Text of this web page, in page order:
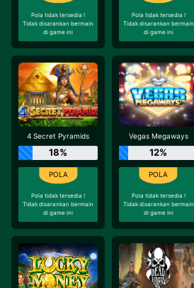
Pola tidak tersedia !
Tidak disarankan bermain
di game ini
Pola tidak tersedia !
Tidak disarankan bermain
di game ini
4 Secret Pyramids
18%
Pola tidak tersedia !
Tidak disarankan bermain
di game ini
Vegas Megaways
12%
Pola tidak tersedia !
Tidak disarankan bermain
di game ini